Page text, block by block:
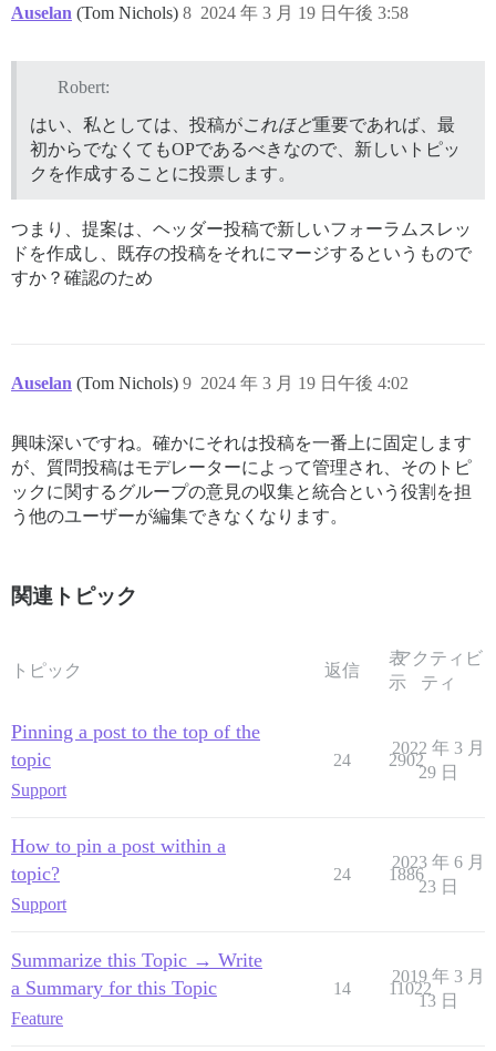
Auselan (Tom Nichols) 2024 年 3 月 19 日午後 3:58
8
Robert:
はい、私としては、投稿がこれほど重要であれば、最
初からでなくてもOPであるべきなので、新しいトピッ
クを作成することに投票します。
つまり、提案は、ヘッダー投稿で新しいフォーラムスレッ
ドを作成し、既存の投稿をそれにマージするというもので
すか？確認のため
Auselan (Tom Nichols) 2024 年 3 月 19 日午後 4:02
9
興味深いですね。確かにそれは投稿を一番上に固定します
が、質問投稿はモデレーターによって管理され、そのトピ
ックに関するグループの意見の収集と統合という役割を担
う他のユーザーが編集できなくなります。
関連トピック
トピック 返信
表
示
アクティビ
ティ
Pinning a post to the top of the
topic
Support
24 2902
2022 年 3 月
29 日
How to pin a post within a
topic?
Support
24 1886
2023 年 6 月
23 日
Summarize this Topic → Write
a Summary for this Topic
Feature
14 11022
2019 年 3 月
13 日